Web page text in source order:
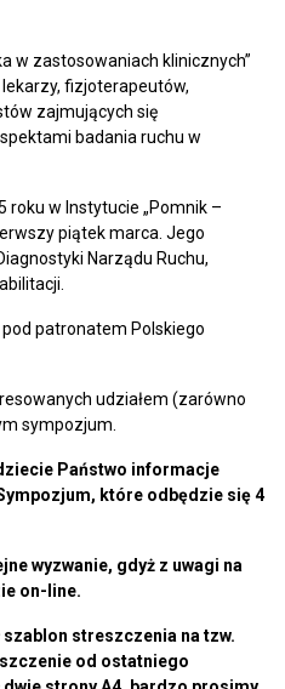
w zastosowaniach klinicznych”
fizjoterapeutów,
zajmujących się
badania ruchu w
roku w Instytucie „Pomnik –
piątek marca. Jego
Narządu Ruchu,
patronatem Polskiego
udziałem (zarówno
sympozjum.
Państwo informacje
które odbędzie się4
wyzwanie, gdyż z uwagi na
on-line.
streszczenia na tzw.
od ostatniego